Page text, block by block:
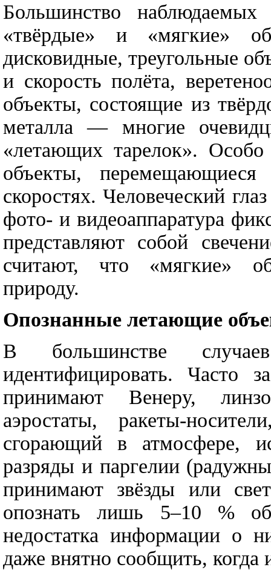
Большинство
«твёрдые» и «мягкие»
дисковидные, треугольные
и скорость полёта,
объекты, состоящие из
металла — многие
«летающих тарелок».
объекты,
скоростях. Человеческий
фото- и видеоаппаратура
представляют собой
считают, что «мягкие»
природу.
Опознанные летающие
В большинстве
идентифицировать. Часто
принимают Венеру,
аэростаты, ракеты-
сгорающий в атмосфере,
разряды и паргелии
принимают звёзды или
опознать лишь 5–10 %
недостатка информации о
даже внятно сообщить,